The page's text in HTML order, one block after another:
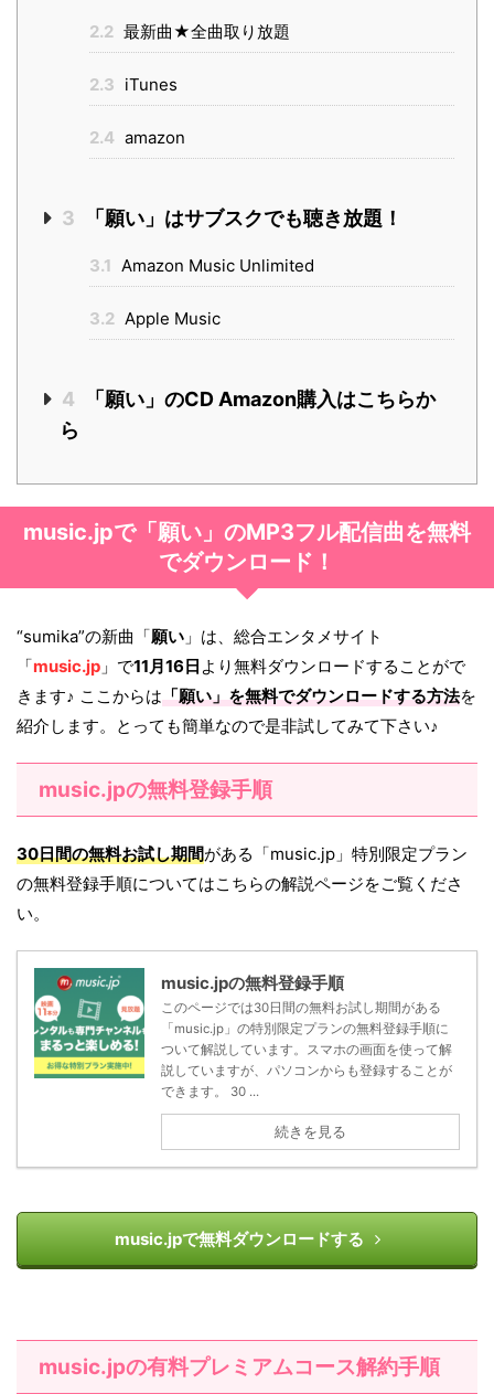
2.2 最新曲★全曲取り放題
2.3 iTunes
2.4 amazon
3 「願い」はサブスクでも聴き放題！
3.1 Amazon Music Unlimited
3.2 Apple Music
4
「願い」のCD Amazon購入はこちらか
ら
music.jpで「願い」のMP3フル配信曲を無料
でダウンロード！
“sumika”の新曲「願い 」は、総合エンタメサイト
「music.jp 」で11月16日 より無料ダウンロードすることがで
きます♪ ここからは「願い」を無料でダウンロードする方法を
紹介します。とっても簡単なので是非試してみて下さい♪
music.jpの無料登録手順
30日間の無料お試し期間がある「music.jp」特別限定プラン
の無料登録手順についてはこちらの解説ページをご覧くださ
い。
music.jpの無料登録手順
このページでは30日間の無料お試し期間がある
「music.jp」の特別限定プランの無料登録手順に
ついて解説しています。スマホの画面を使って解
説していますが、パソコンからも登録することが
できます。 30 ...
続きを見る
music.jpで無料ダウンロードする
music.jpの有料プレミアムコース解約手順